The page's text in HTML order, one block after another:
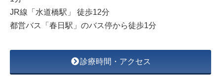
JR線「水道橋駅」 徒歩12分
都営バス「春日駅」のバス停から徒歩1分
診療時間・アクセス